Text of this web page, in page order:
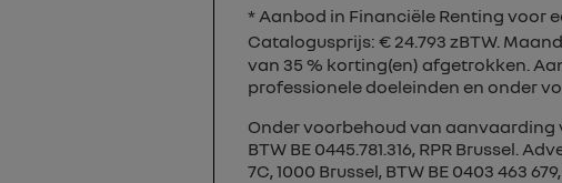
* Aanbod in Financiële Renting voor
Catalogusprijs: € 24.793 zBTW.
van 35 % korting(en) afgetrokken.
professionele doeleinden en onder
Onder voorbehoud van aanvaarding
BTW BE 0445.781.316, RPR Brussel.
7C, 1000 Brussel, BTW BE 0403 463